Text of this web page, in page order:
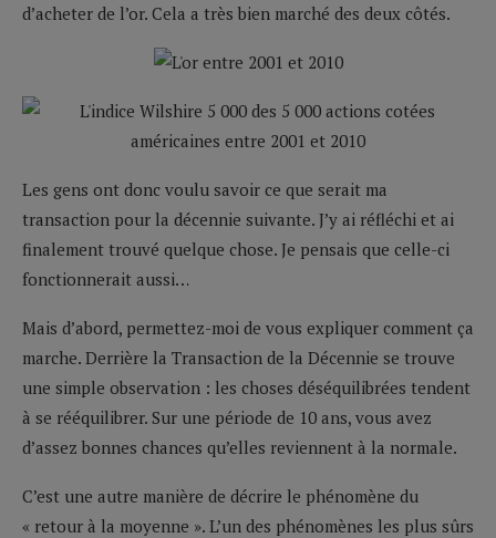
d’acheter de l’or. Cela a très bien marché des deux côtés.
Les gens ont donc voulu savoir ce que serait ma
transaction pour la décennie suivante. J’y ai réfléchi et ai
finalement trouvé quelque chose. Je pensais que celle-ci
fonctionnerait aussi…
Mais d’abord, permettez-moi de vous expliquer comment ça
marche. Derrière la Transaction de la Décennie se trouve
une simple observation : les choses déséquilibrées tendent
à se rééquilibrer. Sur une période de 10 ans, vous avez
d’assez bonnes chances qu’elles reviennent à la normale.
C’est une autre manière de décrire le phénomène du
« retour à la moyenne ». L’un des phénomènes les plus sûrs